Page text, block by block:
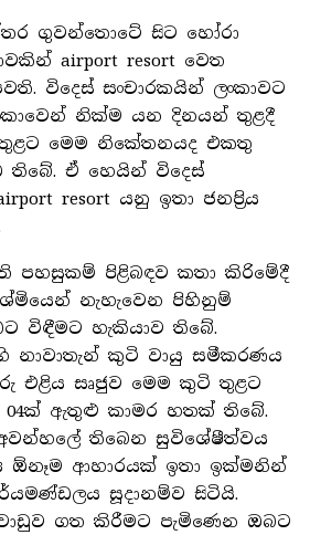
ගුවන්තොටේ සිට හෝරා
airport resort වෙත
විදෙස් සංචාරකයින් ලංකාවට
නික්ම යන දිනයන් තුළදී
මෙම නිකේතනයද එකතු
ඒ හෙයින් විදෙස්
resort යනු ඉතා ජනප්‍රිය
පහසුකම් පිළිබඳව කතා කිරිමේදී
නැහැවෙන පිහිනුම්
විඳීමට හැකියාව තිබේ.
නාවාතැන් කුටි වායු සමීකරණය
එළිය සෘජුව මෙම කුටි තුළට
04ක් ඇතුළු කාමර හතක් තිබේ.
තිබෙන සුවිශේෂීත්වය
ඕනෑම ආහාරයක් ඉතා ඉක්මනින්
සූදානම්ව සිටියි.
ගත කිරීමට පැමිණෙන ඔබට